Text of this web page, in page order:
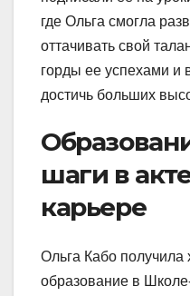
где Ольга смогла
оттачивать свой
горды ее успехами и
достичь больших
шаги в
карьере
Ольга Кабо получила
образование в